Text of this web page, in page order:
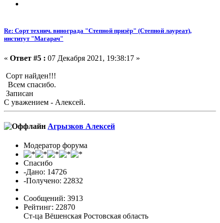
Re: Сорт технич. винограда "Степной призёр" (Степной лауреат),
институт "Магарач"
« Ответ #5 : 07 Декабря 2021, 19:38:17 »
Сорт найден!!!
Всем спасибо.
Записан
С уважением - Алексей.
Агрызков Алексей
Модератор форума
Спасибо
-Дано: 14726
-Получено: 22832
Сообщений: 3913
Рейтинг: 22870
Ст-ца Вёшенская Ростовская область